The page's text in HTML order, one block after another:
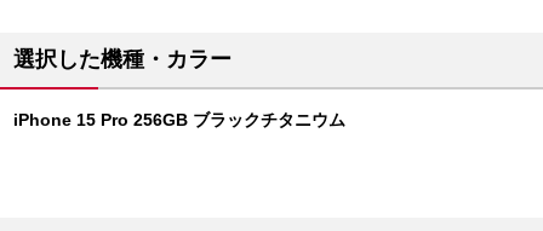
選択した機種・カラー
iPhone 15 Pro 256GB ブラックチタニウム